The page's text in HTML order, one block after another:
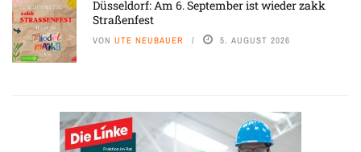
Düsseldorf: Am 6. September ist wieder zakk
Straßenfest
VON UTE NEUBAUER 5. AUGUST 2026